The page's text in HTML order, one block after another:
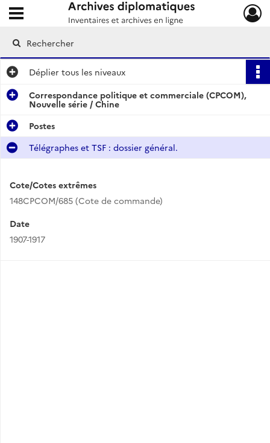
Archives diplomatiques
Ouvrir le menu déroulant
Déplier tous les niveaux
Correspondance politique et commerciale (CPCOM),
Nouvelle série / Chine
Postes
Télégraphes et TSF : dossier général.
Cote/Cotes extrêmes
148CPCOM/685 (Cote de commande)
Date
1907-1917